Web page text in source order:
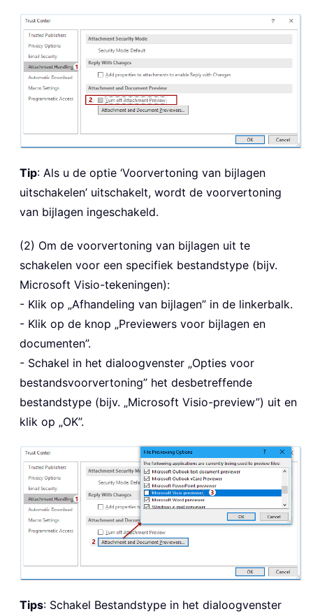
Tip: Als u de optie ‘Voorvertoning van bijlagen
uitschakelen’ uitschakelt, wordt de voorvertoning
van bijlagen ingeschakeld.
(2) Om de voorvertoning van bijlagen uit te
schakelen voor een specifiek bestandstype (bijv.
Microsoft Visio-tekeningen):
- Klik op „Afhandeling van bijlagen” in de linkerbalk.
- Klik op de knop „Previewers voor bijlagen en
documenten”.
- Schakel in het dialoogvenster „Opties voor
bestandsvoorvertoning” het desbetreffende
bestandstype (bijv. „Microsoft Visio-preview”) uit en
klik op „OK”.
Tips: Schakel Bestandstype in het dialoogvenster